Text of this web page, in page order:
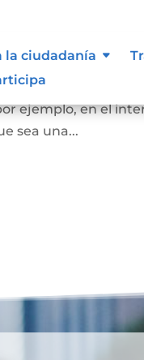
la ciudadanía
de una
ejemplo, en el
sea una...